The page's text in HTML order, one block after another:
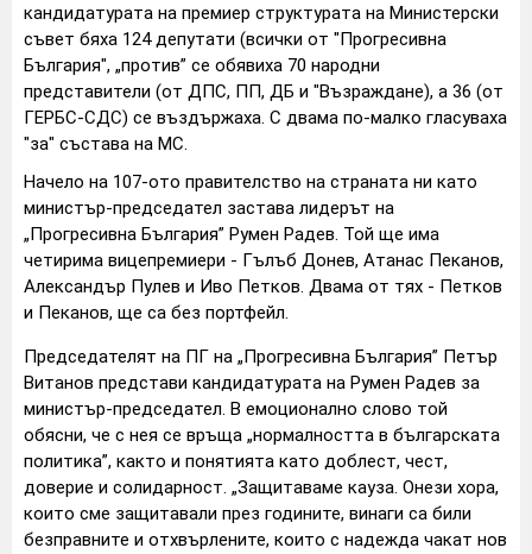
кандидатурата на премиер структурата на Министерски
съвет бяха 124 депутати (всички от "Прогресивна
България", „против” се обявиха 70 народни
представители (от ДПС, ПП, ДБ и "Възраждане), а 36 (от
ГЕРБС-СДС) се въздържаха. С двама по-малко гласуваха
"за" състава на МС.
Начело на 107-ото правителство на страната ни като
министър-председател застава лидерът на
„Прогресивна България” Румен Радев. Той ще има
четирима вицепремиери - Гълъб Донев, Атанас Пеканов,
Александър Пулев и Иво Петков. Двама от тях - Петков
и Пеканов, ще са без портфейл.
Председателят на ПГ на „Прогресивна България” Петър
Витанов представи кандидатурата на Румен Радев за
министър-председател. В емоционално слово той
обясни, че с нея се връща „нормалността в българската
политика”, както и понятията като доблест, чест,
доверие и солидарност. „Защитаваме кауза. Онези хора,
които сме защитавали през годините, винаги са били
безправните и отхвърлените, които с надежда чакат нов